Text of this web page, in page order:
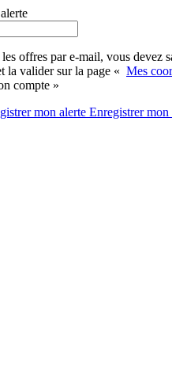
offres par e-mail, vous devez
la valider sur la page « Mes
compte »
mon alerte Enregistrermon